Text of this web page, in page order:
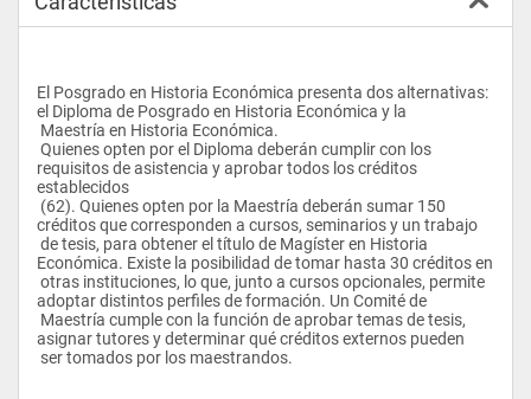
El Posgrado en Historia Económica presenta dos alternativas:
el Diploma de Posgrado en Historia Económica y la
Maestría en Historia Económica.
requisitos de asistencia y aprobar todos los créditos
establecidos
créditos que corresponden a cursos, seminarios y un trabajo
adoptar distintos perfiles de formación. Un Comité de
asignar tutores y determinar qué créditos externos pueden
ser tomados por los maestrandos.